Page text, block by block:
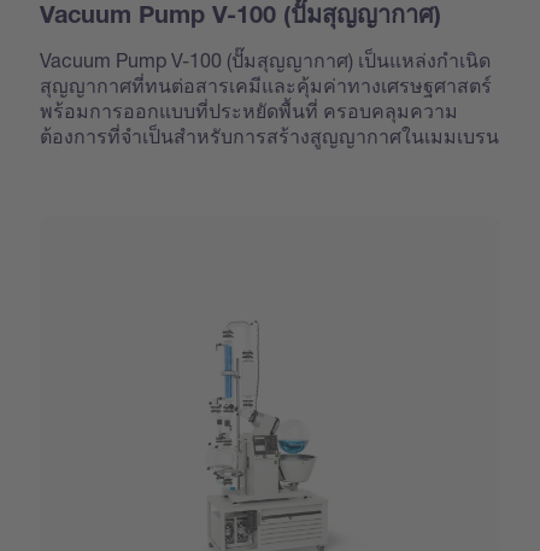
Vacuum Pump V-100 (ปั๊มสุญญากาศ)
Vacuum Pump V-100 (ปั๊มสุญญากาศ) เป็นแหล่งกำเนิด
สุญญากาศที่ทนต่อสารเคมีและคุ้มค่าทางเศรษฐศาสตร์
พร้อมการออกแบบที่ประหยัดพื้นที่ ครอบคลุมความ
ต้องการที่จำเป็นสำหรับการสร้างสูญญากาศในเมมเบรน